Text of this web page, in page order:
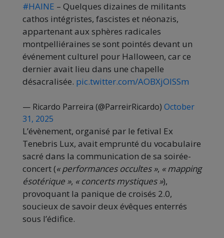
#HAINE – Quelques dizaines de militants
cathos intégristes, fascistes et néonazis,
appartenant aux sphères radicales
montpelliéraines se sont pointés devant un
événement culturel pour Halloween, car ce
dernier avait lieu dans une chapelle
désacralisée. pic.twitter.com/AOBXjOlSSm
— Ricardo Parreira (@ParreirRicardo) October
31, 2025
L’évènement, organisé par le fetival Ex
Tenebris Lux, avait emprunté du vocabulaire
sacré dans la communication de sa soirée-
concert (« performances occultes », « mapping
ésotérique », « concerts mystiques »),
provoquant la panique de croisés 2.0,
soucieux de savoir deux évêques enterrés
sous l’édifice.